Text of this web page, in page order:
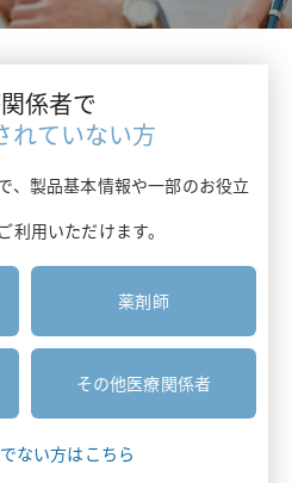
ニケーション
イント
サイト
係者で
れていない方
、製品基本情報や一部のお役立
用いただけます。
薬剤師
その他医療関係者
ない方はこちら